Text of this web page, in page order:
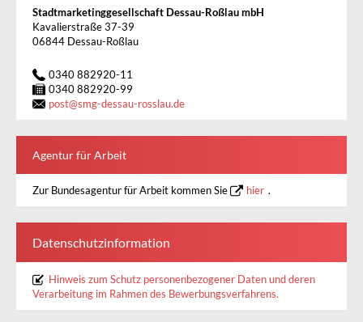
Stadtmarketinggesellschaft Dessau-Roßlau mbH
Kavalierstraße 37-39
06844 Dessau-Roßlau
0340 882920-11
0340 882920-99
post@smg-dessau-rosslau.de
Agentur für Arbeit
Zur Bundesagentur für Arbeit kommen Sie hier .
Datenschutzinformation
Hinweis zum Schutz personenbezogener Daten und deren
Verarbeitung im Rahmen des Bewerbungsverfahrens.